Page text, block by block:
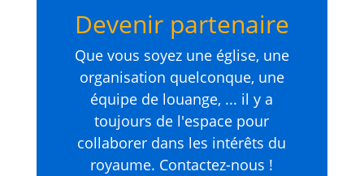
Devenir partenaire
Que vous soyez une église, une
organisation quelconque, une
équipe de louange, ... il y a
toujours de l'espace pour
collaborer dans les intérêts du
royaume. Contactez-nous !